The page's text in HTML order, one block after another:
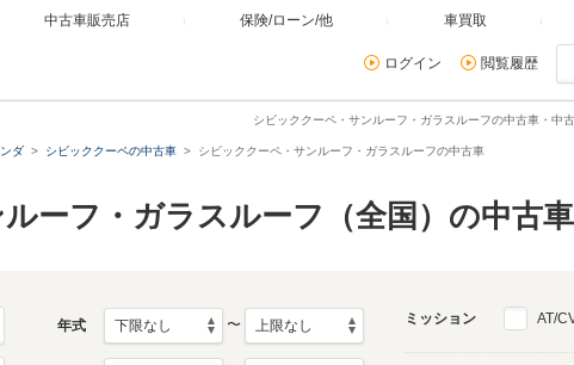
中古車販売店 保険/ローン/他 車買取
ログイン 閲覧履歴
シビッククーペ・サンルーフ・ガラスルーフの中古車・中
ダ シビッククーペの中古車 シビッククーペ・サンルーフ・ガラスルーフの中古車
ーフ・ガラスルーフ（全国）の中古車
年式 〜 ミッション AT/